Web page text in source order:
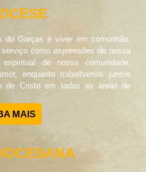
do Garças é viver em comunhão,
como expressões de nossa
de nossa comunidade,
enquanto trabalhamos juntos
de Cristo em todas as áreas de
MAIS